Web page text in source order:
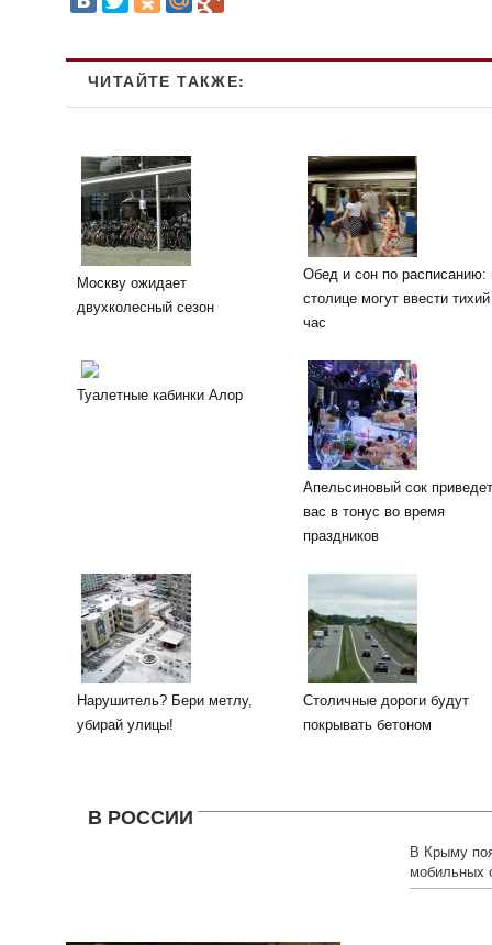
ЧИТАЙТЕ ТАКЖЕ:
Москву ожидает
двухколесный сезон
Обед и сон по расписанию:
столице могут ввести тихий
час
Туалетные кабинки Алор
Апельсиновый сок приведет
вас в тонус во время
праздников
Нарушитель? Бери метлу,
убирай улицы!
Столичные дороги будут
покрывать бетоном
В РОССИИ
В Крыму
мобильных